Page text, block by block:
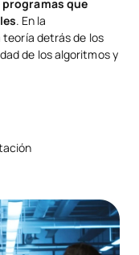
programas que
. En la
detrás de los
de los algoritmos y